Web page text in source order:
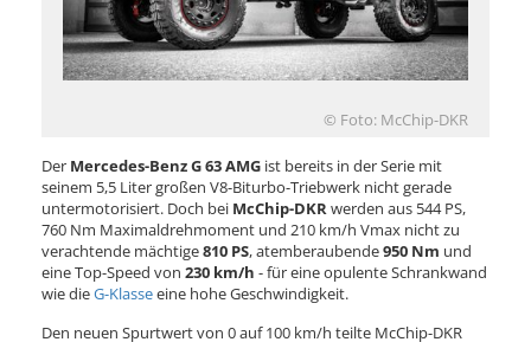
© Foto: McChip-DKR
Der Mercedes-Benz G 63 AMG ist bereits in der Serie mit
seinem 5,5 Liter großen V8-Biturbo-Triebwerk nicht gerade
untermotorisiert. Doch bei McChip-DKRwerden aus 544 PS,
760 Nm Maximaldrehmoment und 210 km/h Vmax nicht zu
verachtende mächtige810 PS, atemberaubende950 Nm und
eine Top-Speed von 230 km/h - für eine opulente Schrankwand
wie dieG-Klasseeine hohe Geschwindigkeit.
Den neuen Spurtwert von 0 auf 100 km/h teilte McChip-DKR